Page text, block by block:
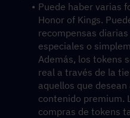
Puede haber varias
Honor of Kings.
recompensas
especiales o
Además, los tokens
real a través de la
aquellos que
contenido premium.
compras de tokens